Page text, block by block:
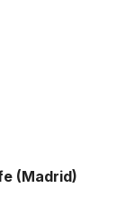
(Madrid)